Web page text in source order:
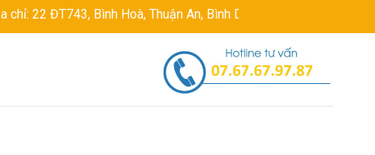
Hoà, Thuận An, Bình Dương, Việt Nam